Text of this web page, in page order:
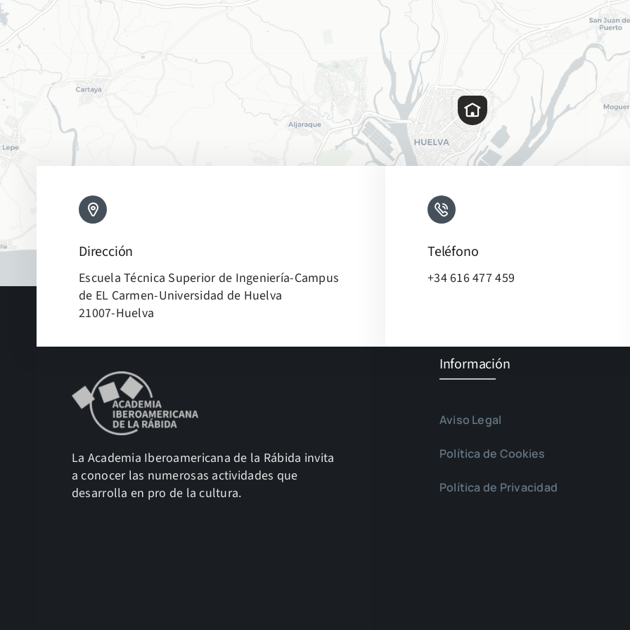
Dirección
Escuela Técnica Superior de Ingeniería-Campus
de EL Carmen-Universidad de Huelva
21007-Huelva
Teléfono
+34 616 477 459
La Academia Iberoamericana de la Rábida invita
a conocer las numerosas actividades que
desarrolla en pro de la cultura.
Información
Aviso Legal
Política de Cookies
Política de Privacidad